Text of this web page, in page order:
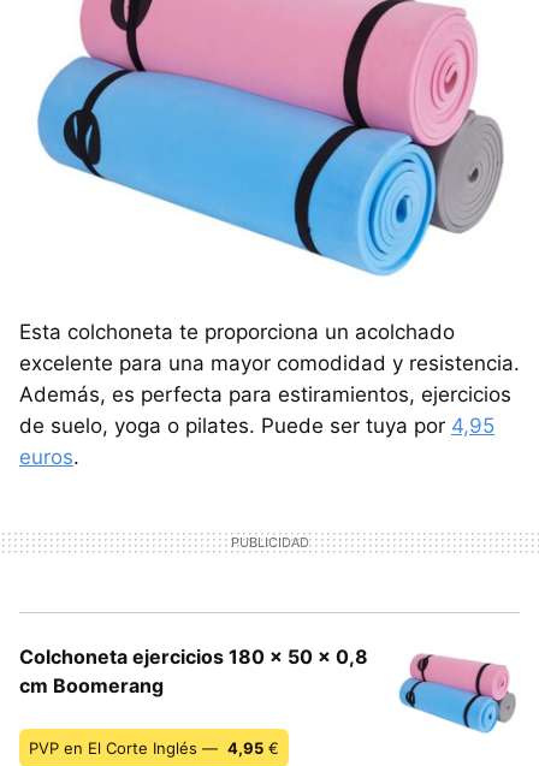
Esta colchoneta te proporciona un acolchado
excelente para una mayor comodidad y resistencia.
Además, es perfecta para estiramientos, ejercicios
de suelo, yoga o pilates. Puede ser tuya por 4,95
euros.
Colchoneta ejercicios 180 x 50 x 0,8
cm Boomerang
PVP en El Corte Inglés — 4,95 €